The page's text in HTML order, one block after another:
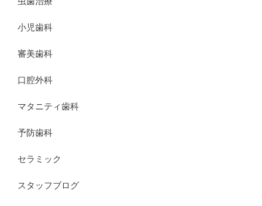
小児歯科
審美歯科
口腔外科
マタニティ歯科
予防歯科
セラミック
スタッフブログ